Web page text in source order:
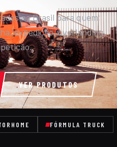
no Brasil para quem
expedição, overlanding,
VER PRODUTOS
FÓRMULA TRUCK